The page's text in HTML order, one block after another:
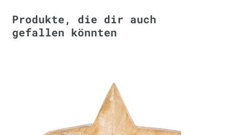
Produkte, die dir auch
gefallen könnten